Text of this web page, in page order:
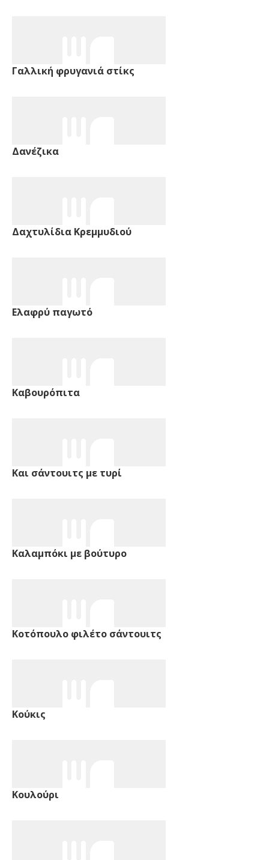
Γαλλική φρυγανιά στίκς
Δανέζικα
Δαχτυλίδια Κρεμμυδιού
Ελαφρύ παγωτό
Καβουρόπιτα
Και σάντουιτς με τυρί
Καλαμπόκι με βούτυρο
Κοτόπουλο φιλέτο σάντουιτς
Κούκις
Κουλούρι